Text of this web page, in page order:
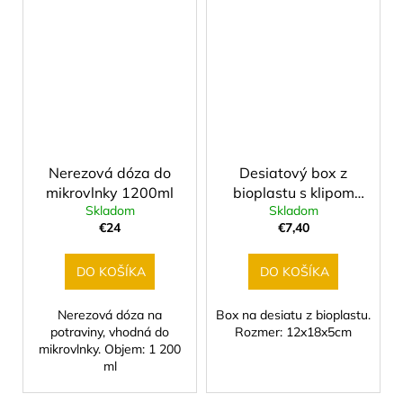
Nerezová dóza do
mikrovlnky 1200ml
Skladom
€24
DO KOŠÍKA
Nerezová dóza na
potraviny, vhodná do
mikrovlnky. Objem: 1 200
ml
Desiatový box z
bioplastu s klipom
800ml Sova
Skladom
€7,40
DO KOŠÍKA
Box na desiatu z bioplastu.
Rozmer: 12x18x5cm